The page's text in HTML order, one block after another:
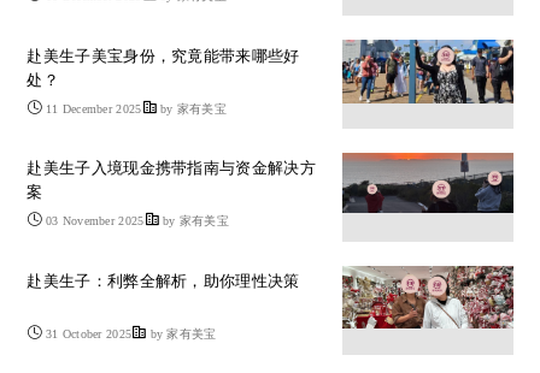
赴美生子美宝身份，究竟能带来哪些好
处？
11 December 2025 by 家有美宝
赴美生子入境现金携带指南与资金解决方
案
03 November 2025 by 家有美宝
赴美生子：利弊全解析，助你理性决策
31 October 2025 by 家有美宝